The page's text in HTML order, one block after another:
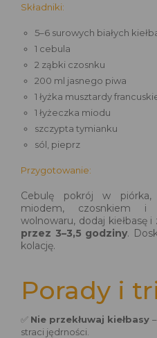
Składniki:
5–6 surowych białych
1 cebula
2 ząbki czosnku
200 ml jasnego piwa
1 łyżka musztardy
1 łyżeczka miodu
szczypta tymianku
sól, pieprz
Przygotowanie:
Cebulę pokrój w
miodem, czosnkiem i
wolnowaru, dodaj kiełbasę
przez 3–3,5 godziny.
kolację.
Porady i
✅ Nie przekłuwaj kiełbasy
straci jędrności.